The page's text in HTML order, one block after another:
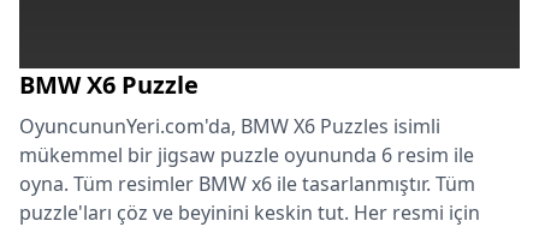
BMW X6 Puzzle
OyuncununYeri.com'da, BMW X6 Puzzles isimli
mükemmel bir jigsaw puzzle oyununda 6 resim ile
oyna. Tüm resimler BMW x6 ile tasarlanmıştır. Tüm
puzzle'ları çöz ve beyinini keskin tut. Her resmi için